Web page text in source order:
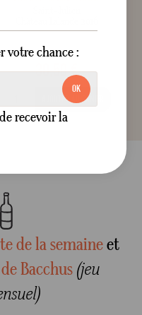
30,50 €
AJOUTER AU PANIER
de la semaineet
Bacchus (jeu
votre chance :
OK
recevoir la